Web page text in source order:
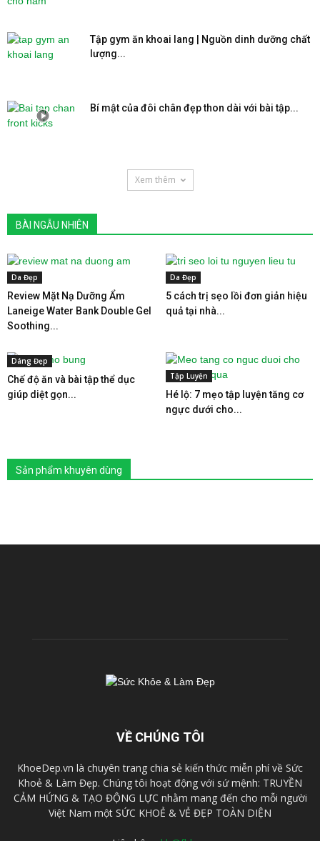
Tập gym ăn khoai lang | Nguồn dinh dưỡng chất
lượng...
Bí mật của đôi chân đẹp thon dài với bài tập...
Xem thêm
BÀI NGẪU NHIÊN
Da Đẹp
Review Mặt Nạ Dưỡng Ẩm
Laneige Water Bank Double Gel
Soothing...
Da Đẹp
5 cách trị sẹo lồi đơn giản hiệu
quả tại nhà...
Dáng Đẹp
Chế độ ăn và bài tập thể dục
giúp diệt gọn...
Tập Luyện
Hé lộ: 7 mẹo tập luyện tăng cơ
ngực dưới cho...
Sản phẩm khuyên dùng
VỀ CHÚNG TÔI
KhoeDep.vn là chuyên trang chia sẻ kiến thức miễn phí về Sức
Khoẻ & Làm Đẹp. Chúng tôi hoạt động với sứ mệnh: TRUYỀN
CẢM HỨNG & TẠO ĐỘNG LỰC nhằm mang đến cho mỗi người
Việt Nam một SỨC KHOẺ & VẺ ĐẸP TOÀN DIỆN